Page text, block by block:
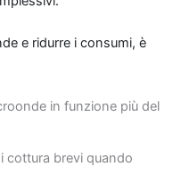
e ridurre i consumi, è
in funzione più del
cottura brevi quando